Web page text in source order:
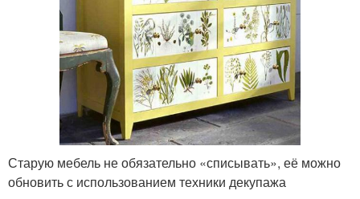
Старую мебель не обязательно «списывать», её можно
обновить с использованием техники декупажа